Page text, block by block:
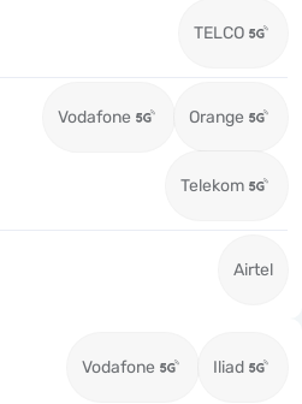
TELCO
Vodafone Orange
Telekom
Airtel
Vodafone Iliad